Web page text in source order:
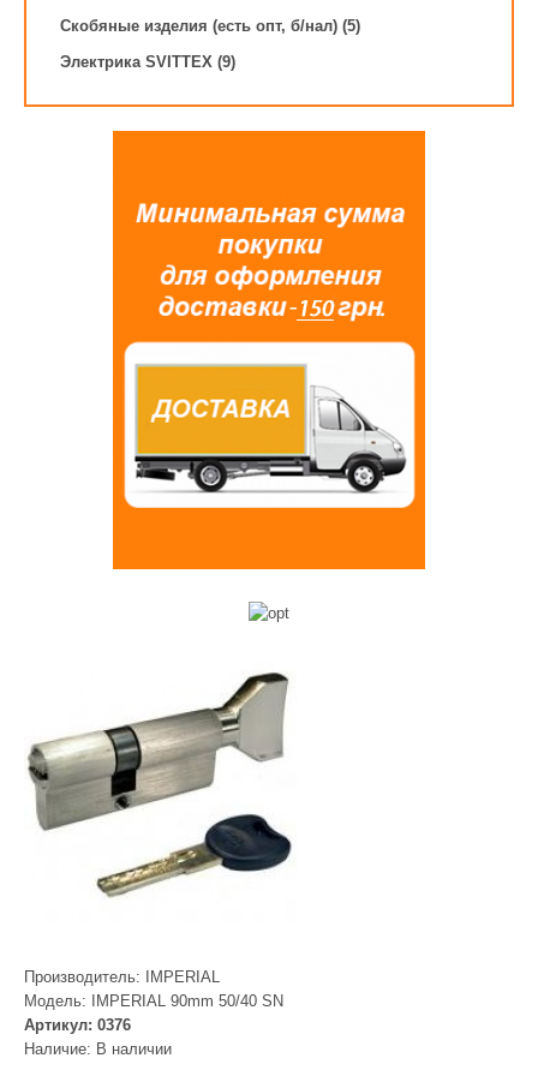
Скобяные изделия (есть опт, б/нал) (5)
Электрика SVITTEX (9)
Производитель:
IMPERIAL
Модель: IMPERIAL 90mm 50/40 SN
Артикул: 0376
Наличие: В наличии